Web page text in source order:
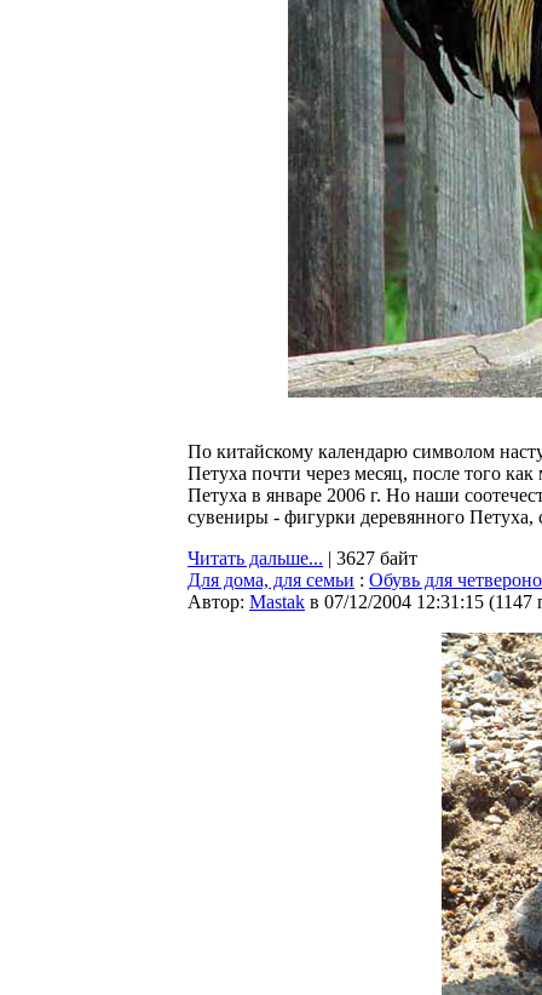
По китайскому календарю символом
Петуха почти через месяц, после того
Петуха в январе 2006 г. Но наши
сувениры - фигурки деревянного Петуха,
Читать дальше... | 3627 байт
Для дома, для семьи : Обувь для
Автор: Мastak в 07/12/2004 12:31:15 (1147